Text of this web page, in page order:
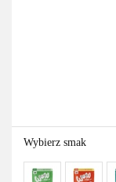
Wybierz smak